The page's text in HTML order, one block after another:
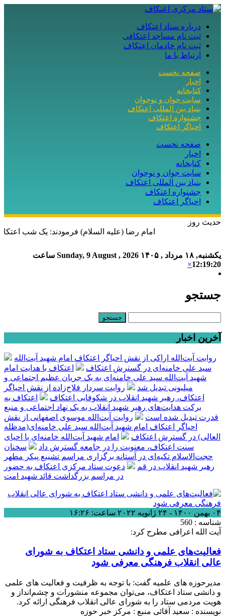
درباره ستاد اعتکاف
ثبت نام مساجد اعتکافی
ثبت نام خادمان اعتکاف
ارتباط با ما
صفحه نخست
اخبار
کتابخانه
سایت جوان و نوجوان
بنیاد بین المللی اعتکاف
جشنواره اعتکاف
احیاگر اعتکاف
صفحه نخست
اخبار
کتابخانه
سایت جوان و نوجوان
بنیاد بین المللی اعتکاف
جشنواره اعتکاف
احیاگر اعتکاف
حدیث روز
امام رضا (علیه السلام) فرمودند: یک شب
یکشنبه, ۱۸ مرداد , ۱۴۰۵ Sunday, 9 August , 2026 ساعت
12:19:20
×
جستجو
آخرین اخبار
روایت آیت‌الله اراکی از نقش احیاگر اعتکاف امام شهید آیت‌الله
سید علی خامنه‌ای در گسترش اعتکاف
اعتکاف با هدایت امام
شهید آیت‌الله سید علی خامنه‌ای به یک جریان عظیم اجتماعی و
میلیونی تبدیل شد
روایت سردار فلاح‌زاده از نقش احیاگر
اعتکاف، رهبر شهید انقلاب در شکوفایی اعتکاف
اعتکاف به
برکت هدایت‌های رهبر شهید انقلاب به یک نهاد اجتماعی و منبع
قدرت تبدیل شده است
روایت آیت‌الله موسوی اصفهانی از نقش
احیاگر اعتکاف امام شهید آیت‌الله سید علی خامنه‌ای(مدظله
العالی) در گسترش اعتکاف
امام شهید آیت‌الله خامنه‌ای با احیای
سنت اعتکاف، معنویت را در جامعه گسترش داد
سخنان
حجت‌الاسلام تکیه‌ای در آستانه برگزاری مراسم تشییع پیکر مطهر
رهبر شهید انقلاب در قم
دعوت ستاد مرکزی اعتکاف به حضور
در مراسم بزرگداشت قائد شهید امت
۰۴ بهمن ۱۴۰۰ - ۲۴ ژانویه ۲۰۲۲ ساعت: ۱۶:۲۶
شناسه : 560
آیت الله اعرافی مطرح کرد:
فعالیت‌های علمی و دانشی ستاد اعتکاف به شورای
عالی انقلاب فرهنگی معرفی شود
مدیرحوزه های علمیه گفت: با توجه به ظرفیت و فعالیت های علمی
و دانشی ستاد اعتکاف، می‌توان مجموعه منشورات و چشم‌انداز و
هویت مردمی ستاد را به شورای عالی انقلاب فرهنگی ارائه کرد.
نویسنده : سعید آقائی منبع : مرکز خبر حوزه